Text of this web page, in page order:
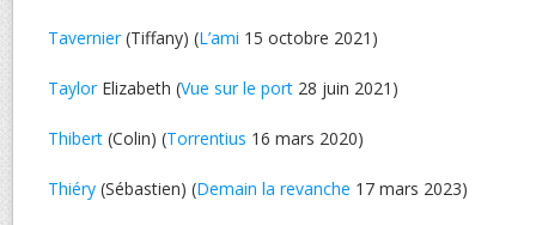
Tavernier(Tiffany) (L’ami 15 octobre 2021)
TaylorElizabeth (Vue sur le port 28 juin 2021)
Thibert (Colin) (Torrentius 16 mars 2020)
Thiéry (Sébastien) (Demain la revanche 17 mars 2023)